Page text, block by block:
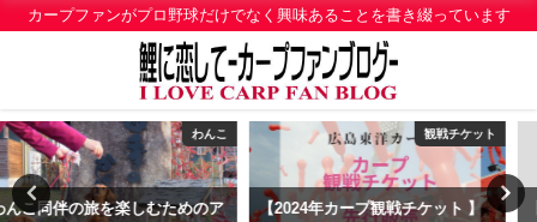
カープファンがプロ野球だけでなく興味あることを書き綴っています
観戦チケット
【2024年カープ観戦チケット 】
カープ
【2024年カープ観戦チケット】こ